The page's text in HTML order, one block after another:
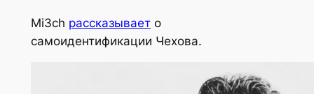
Mi3ch рассказываето
самоидентификации Чехова.